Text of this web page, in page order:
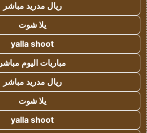
ريال مدريد مباشر
يلا شوت
yalla shoot
مباريات اليوم مباشر
ريال مدريد مباشر
يلا شوت
yalla shoot